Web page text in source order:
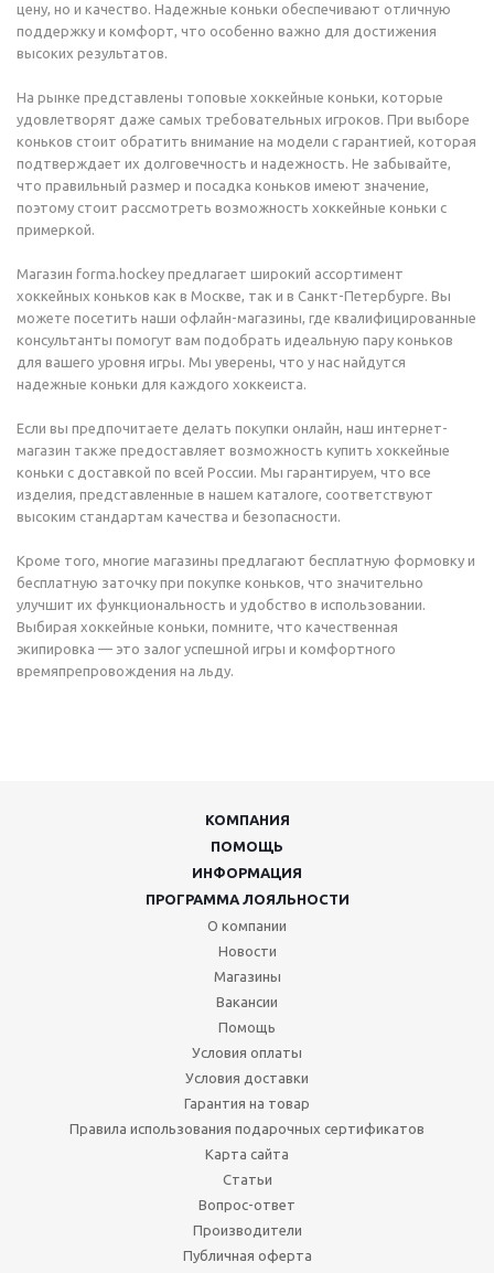
цену, но и качество. Надежные коньки обеспечивают отличную
поддержку и комфорт, что особенно важно для достижения
высоких результатов.
На рынке представлены топовые хоккейные коньки, которые
удовлетворят даже самых требовательных игроков. При выборе
коньков стоит обратить внимание на модели с гарантией, которая
подтверждает их долговечность и надежность. Не забывайте,
что правильный размер и посадка коньков имеют значение,
поэтому стоит рассмотреть возможность хоккейные коньки с
примеркой.
Магазин forma.hockey предлагает широкий ассортимент
хоккейных коньков как в Москве, так и в Санкт-Петербурге. Вы
можете посетить наши офлайн-магазины, где квалифицированные
консультанты помогут вам подобрать идеальную пару коньков
для вашего уровня игры. Мы уверены, что у нас найдутся
надежные коньки для каждого хоккеиста.
Если вы предпочитаете делать покупки онлайн, наш интернет-
магазин также предоставляет возможность купить хоккейные
коньки с доставкой по всей России. Мы гарантируем, что все
изделия, представленные в нашем каталоге, соответствуют
высоким стандартам качества и безопасности.
Кроме того, многие магазины предлагают бесплатную формовку и
бесплатную заточку при покупке коньков, что значительно
улучшит их функциональность и удобство в использовании.
Выбирая хоккейные коньки, помните, что качественная
экипировка — это залог успешной игры и комфортного
времяпрепровождения на льду.
КОМПАНИЯ
ПОМОЩЬ
ИНФОРМАЦИЯ
ПРОГРАММА ЛОЯЛЬНОСТИ
О компании
Новости
Магазины
Вакансии
Помощь
Условия оплаты
Условия доставки
Гарантия на товар
Правила использования подарочных сертификатов
Карта сайта
Статьи
Вопрос-ответ
Производители
Публичная оферта